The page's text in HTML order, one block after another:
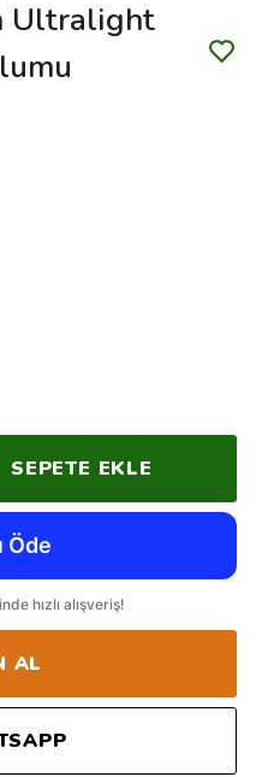
Ultralight
SEPETE EKLE
AL